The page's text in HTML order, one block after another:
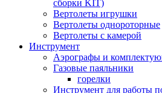
сборки KIT)
Вертолеты игрушки
Вертолеты однороторные
Вертолеты с камерой
Инструмент
Аэрографы и
Газовые паяльники
горелки
Инструмент для работы